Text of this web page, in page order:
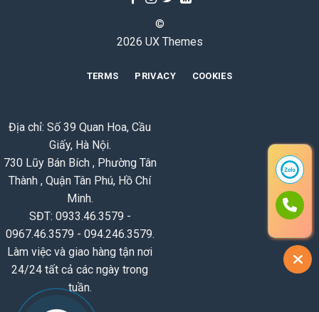
©
2026 UX Themes
TERMS PRIVACY COOKIES
Địa chỉ: Số 39 Quan Hoa, Cầu
Giấy, Hà Nội.
730 Lũy Bán Bích , Phường Tân
Thành , Quận Tân Phú, Hồ Chí
Minh.
SĐT: 0933.46.3579 -
0967.46.3579 - 094.246.3579.
Làm việc và giao hàng tận nơi
24/24 tất cả các ngày trong
tuần.